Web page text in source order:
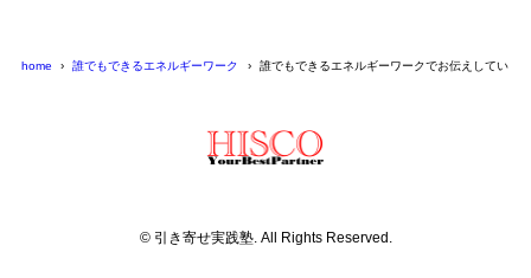
home 誰でもできるエネルギーワーク 誰でもできるエネルギーワークでお伝えしている事
© 引き寄せ実践塾. All Rights Reserved.